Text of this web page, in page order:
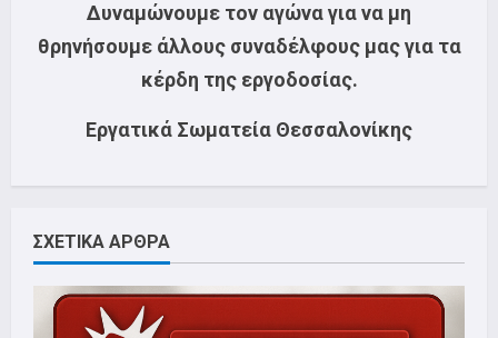
Δυναμώνουμε τον αγώνα για να μη
θρηνήσουμε άλλους συναδέλφους μας για τα
κέρδη της εργοδοσίας.
Εργατικά Σωματεία Θεσσαλονίκης
ΣΧΕΤΙΚΑ ΑΡΘΡΑ